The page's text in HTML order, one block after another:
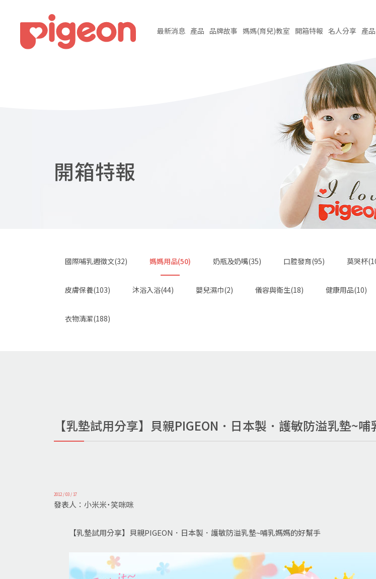
最新消息 產品 品牌故事 媽媽(育兒)教室 開箱特報 名人分享 產品
開箱特報
國際哺乳週徵文(32) 媽媽用品(50) 奶瓶及奶嘴(35) 口腔發育(95) 莫哭杯
皮膚保養(103) 沐浴入浴(44) 嬰兒濕巾(2) 儀容與衛生(18) 健康用品(10)
衣物清潔(188)
【乳墊試用分享】貝親PIGEON．日本製．護敏防溢乳墊~
2012 / 03 / 17
發表人：小米米˙笑咪咪
【乳墊試用分享】貝親PIGEON．日本製．護敏防溢乳墊~哺乳媽媽的好幫手